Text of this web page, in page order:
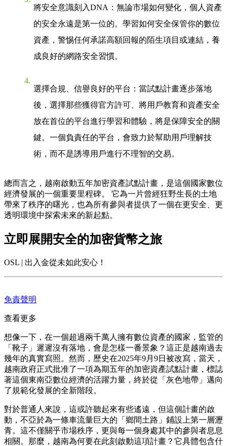
將安全意識刻入DNA ：無論市場如何變化，個人資產
的安全永遠是第一位的。學習如何安全保管你的數位
資產，警惕任何承諾高額回報的陌生項目或連結，養
成良好的網路安全習慣。
選擇合規、信譽良好的平台 ：當試點計畫逐步落地
後，選擇那些獲得官方許可、將用戶教育和資產安全
放在首位的平台進行學習和體驗，將是保障安全的關
鍵。一個負責任的平台，會致力於幫助用戶理解技
術，而不是誘導用戶進行不理智的交易。
總而言之， 越南啟動五年加密資產試點計畫 ，是這個國家數位
經濟發展的一個重要里程碑。 它為一片曾經狂野生長的土地
帶來了秩序的曙光，也為所有參與者提供了一個在更安全、更
透明環境中探索未來的新起點。
立即展開安全的加密貨幣之旅
OSL | 出入金從未如此安心！
免責聲明
查看更多
想像一下，在一個超過兩千萬人擁有數位資產的國家，監管的
「靴子」遲遲沒有落地，會是怎樣一番景象？這正是越南過去
幾年的真實寫照。然而，歷史在2025年9月9日被改寫，當天，
越南政府正式批准了一項為期五年的加密資產試點計畫，標誌
著這個東南亞數位經濟的活躍力量，終於從「灰色地帶」邁向
了規範化發展的全新階段。
對於普通人來說，這或許聽起來有些遙遠，但這個計畫的啟
動，不亞於為一條車流量巨大的「鄉間土路」鋪設上第一層瀝
青。這不僅關乎市場秩序，更與每一個身處其中的參與者息息
相關。那麼，越南為何要在此刻啟動這項計畫？它具體包含什